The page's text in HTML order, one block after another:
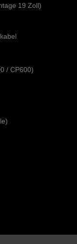
19 Zoll)
/ CP600)